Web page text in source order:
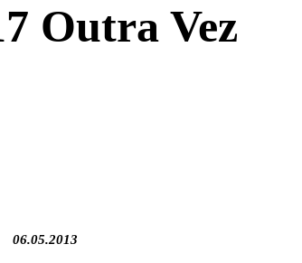
Outra Vez
06.05.2013